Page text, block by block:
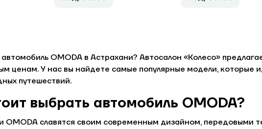
OMODA в Астрахани? Автосалон «Колесо»
ценам. У нас вы найдете самые популярные модели, которые
путешествий.
выбрать автомобиль OMODA?
OMODA славятся своим современным дизайном, передовыми